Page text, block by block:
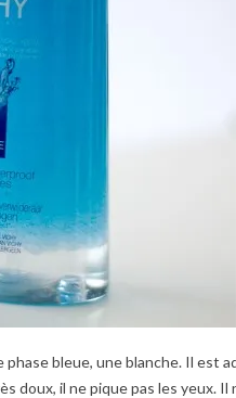
bleue, une blanche. Il est
il ne pique pas les yeux. Il